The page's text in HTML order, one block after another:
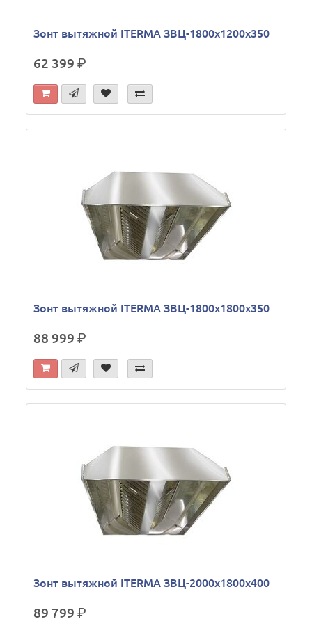
Зонт вытяжной ITERMA ЗВЦ-1800х1200х350
62 399р.
Зонт вытяжной ITERMA ЗВЦ-1800х1800х350
88 999р.
Зонт вытяжной ITERMA ЗВЦ-2000х1800х400
89 799р.